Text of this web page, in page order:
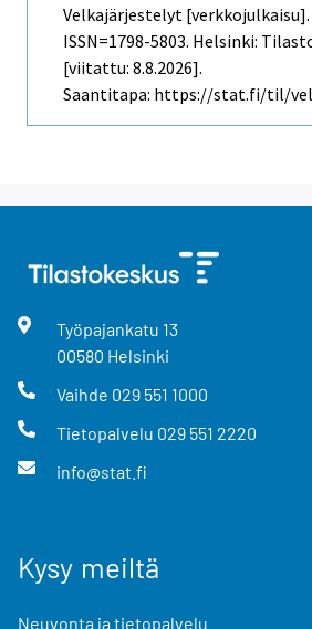
Velkajärjestelyt [verkkojulkaisu].
ISSN=1798-5803. Helsinki:
[viitattu: 8.8.2026].
Saantitapa: https://stat.fi/til/
Työpajankatu 13
00580 Helsinki
Vaihde 029 551 1000
Tietopalvelu 029 551 2220
info@stat.fi
Kysy meiltä
Neuvonta ja tietopalvelu